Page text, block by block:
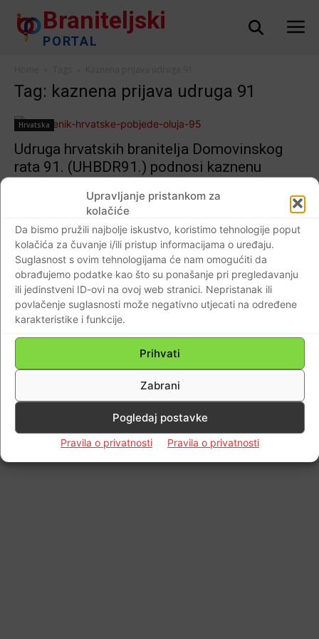
Upravljanje pristankom za
kolačiće
Da bismo pružili najbolje iskustvo, koristimo tehnologije poput
kolačića za čuvanje i/ili pristup informacijama o uređaju.
Suglasnost s ovim tehnologijama će nam omogućiti da
obrađujemo podatke kao što su ponašanje pri pregledavanju
ili jedinstveni ID-ovi na ovoj web stranici. Nepristanak ili
povlačenje suglasnosti može negativno utjecati na određene
karakteristike i funkcije.
Prihvati
Zabrani
Pogledaj postavke
Pravila o privatnosti Pravila o privatnosti
Braniteljski
PORTAL
Tag: kaznena prijava udruga 91
Hrvatska
Udruga hrvatskih branitelja Domovinskog
rata 91. (UHBDR91.) podnosi kaznenu
počinitelja”:Tko je ubio 174 hrvatska
branitelja tijekom VRO- Oluja 95?…
Braniteljski portal 04.08.2017
Impressum Kontaktirajte nas Pravila o privatnosti
© Newspaper WordPress Theme by TagDiv